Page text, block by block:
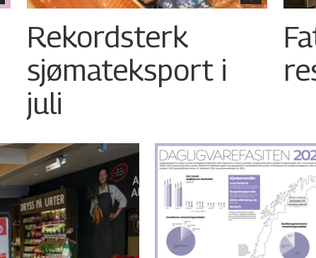
Rekordsterk
sjømateksport i
juli